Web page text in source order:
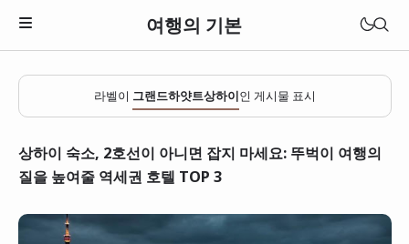
여행의 기본
라벨이 그랜드하얏트상하이인 게시물 표시
상하이 숙소, 2호선이 아니면 잡지 마세요: 뚜벅이 여행의
질을 높여줄 역세권 호텔 TOP 3